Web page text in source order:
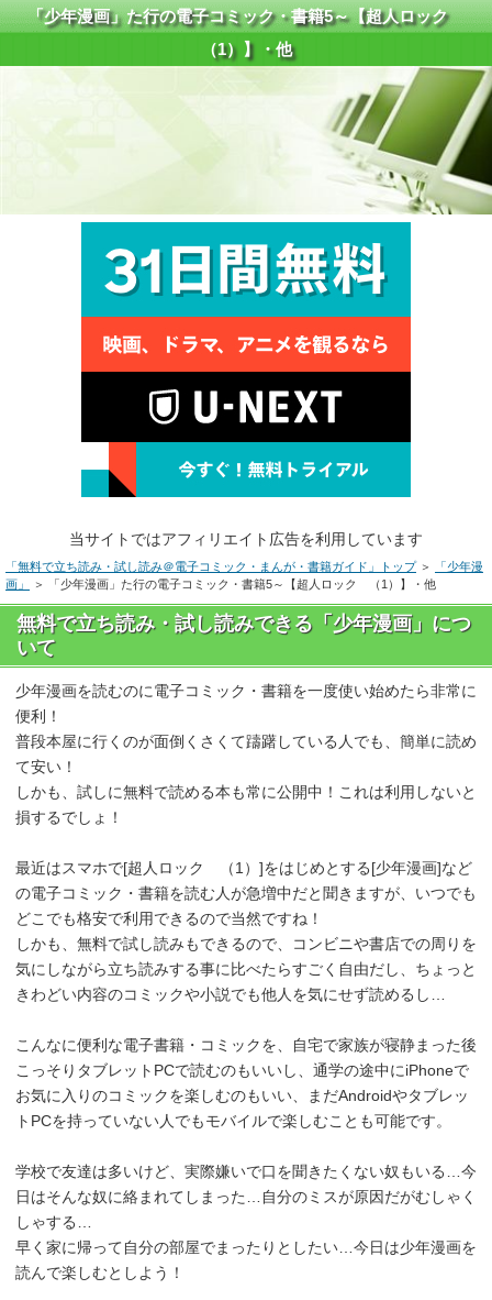
「少年漫画」た行の電子コミック・書籍5～【超人ロック
（1）】・他
当サイトではアフィリエイト広告を利用しています
「無料で立ち読み・試し読み＠電子コミック・まんが・書籍ガイド」トップ＞
「少年漫
画」
＞ 「少年漫画」た行の電子コミック・書籍5～【超人ロック （1）】・他
無料で立ち読み・試し読みできる「少年漫画」につ
いて
少年漫画を読むのに電子コミック・書籍を一度使い始めたら非常に
便利！
普段本屋に行くのが面倒くさくて躊躇している人でも、簡単に読め
て安い！
しかも、試しに無料で読める本も常に公開中！これは利用しないと
損するでしょ！
最近はスマホで[超人ロック （1）]をはじめとする[少年漫画]など
の電子コミック・書籍を読む人が急増中だと聞きますが、いつでも
どこでも格安で利用できるので当然ですね！
しかも、無料で試し読みもできるので、コンビニや書店での周りを
気にしながら立ち読みする事に比べたらすごく自由だし、ちょっと
きわどい内容のコミックや小説でも他人を気にせず読めるし…
こんなに便利な電子書籍・コミックを、自宅で家族が寝静まった後
こっそりタブレットPCで読むのもいいし、通学の途中にiPhoneで
お気に入りのコミックを楽しむのもいい、まだAndroidやタブレッ
トPCを持っていない人でもモバイルで楽しむことも可能です。
学校で友達は多いけど、実際嫌いで口を聞きたくない奴もいる…今
日はそんな奴に絡まれてしまった…自分のミスが原因だがむしゃく
しゃする…
早く家に帰って自分の部屋でまったりとしたい…今日は少年漫画を
読んで楽しむとしよう！